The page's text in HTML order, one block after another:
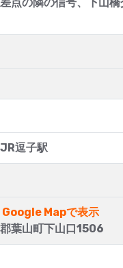
逗子駅
Google Mapで表示
葉山町下山口1506